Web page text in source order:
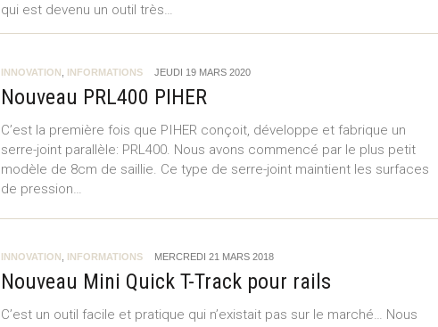
qui est devenu un outil très…
INNOVATION INFORMATIONS JEUDI 19 MARS 2020
Nouveau PRL400 PIHER
C’est la première fois que PIHER conçoit, développe et fabrique un
serre-joint parallèle: PRL400. Nous avons commencé par le plus petit
modèle de 8cm de saillie. Ce type de serre-joint maintient les surfaces
de pression…
INNOVATION , INFORMATIONS MERCREDI 21 MARS 2018
Nouveau Mini Quick T-Track pour rails
C’est un outil facile et pratique qui n’existait pas sur le marché… Nous